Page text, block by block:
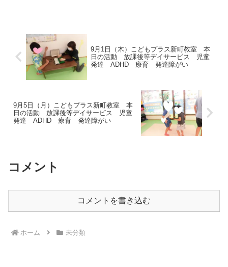
9月1日（木）こどもプラス新町教室 本
日の活動 放課後等デイサービス 児童
発達 ADHD 療育 発達障がい
9月5日（月）こどもプラス新町教室 本
日の活動 放課後等デイサービス 児童
発達 ADHD 療育 発達障がい
コメント
コメントを書き込む
ホーム 未分類